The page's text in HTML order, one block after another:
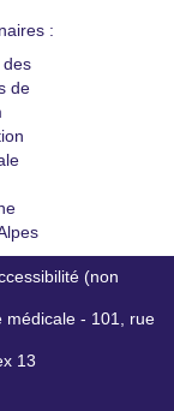
:
des
de
(non
médicale - 101, rue
13